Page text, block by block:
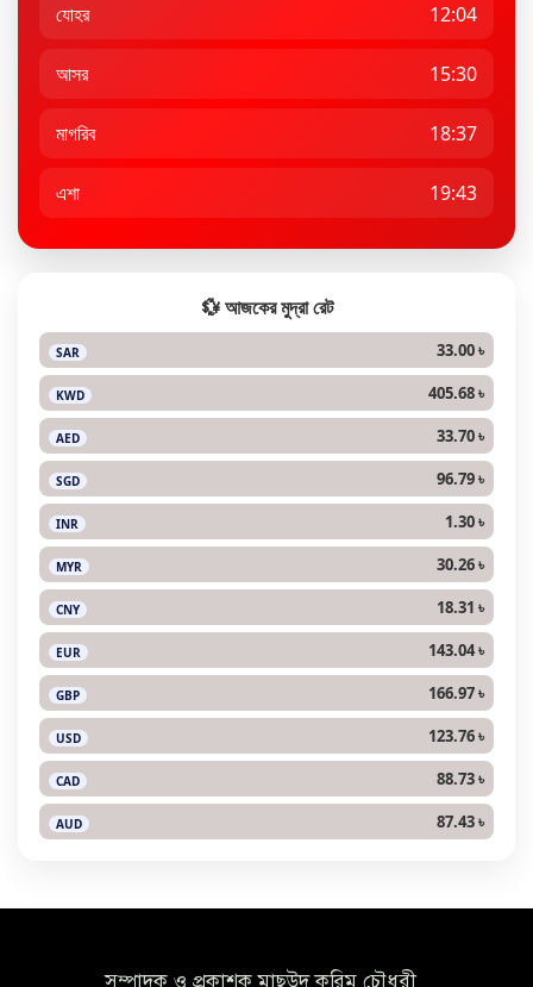
যোহর 12:04
আসর 15:30
মাগরিব 18:37
এশা 19:43
💱 আজকের মুদ্রা রেট
SAR 33.00 ৳
KWD 405.68 ৳
AED 33.70 ৳
SGD 96.79 ৳
INR 1.30 ৳
MYR 30.26 ৳
CNY 18.31 ৳
EUR 143.04 ৳
GBP 166.97 ৳
USD 123.76 ৳
CAD 88.73 ৳
AUD 87.43 ৳